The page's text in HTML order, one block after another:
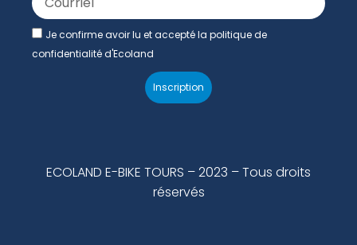
Je confirme avoir lu et accepté la politique de
confidentialité d'Ecoland
Inscription
ECOLAND E-BIKE TOURS – 2023 – Tous droits
réservés